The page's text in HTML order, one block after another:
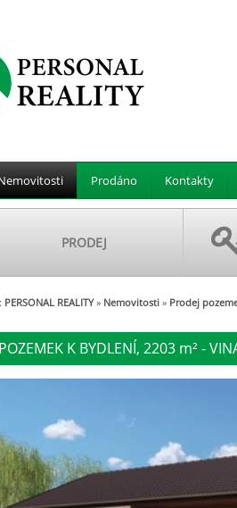
Prodáno Kontakty
PRODEJ
PERSONAL REALITY » Nemovitosti » Prodej
K BYDLENÍ, 2203 m²-